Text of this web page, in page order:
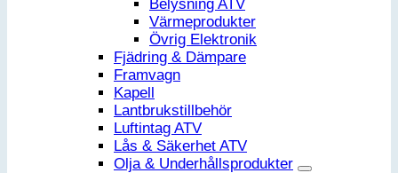
Belysning ATV
Värmeprodukter
Övrig Elektronik
Fjädring & Dämpare
Framvagn
Kapell
Lantbrukstillbehör
Luftintag ATV
Lås & Säkerhet ATV
Olja & Underhållsprodukter